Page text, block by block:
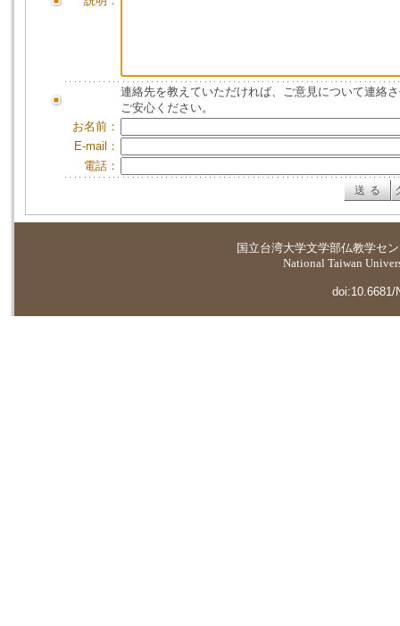
連絡先を教えていただければ、ご意見について連絡
ご安心ください。
お名前：
E-mail：
電話：
国立台湾大学文学部仏教学セ
National Taiwan
doi:10.6681/